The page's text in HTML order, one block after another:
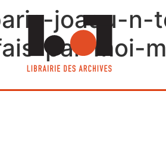
joaqu-
par-moi-